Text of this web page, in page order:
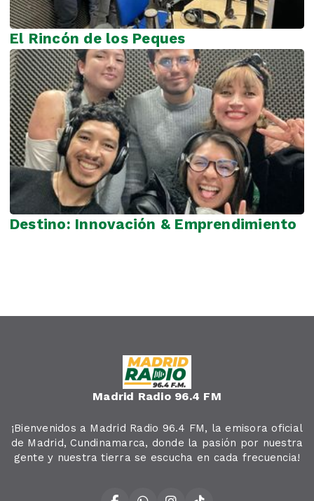
El Rincón de los Peques
Destino: Innovación & Emprendimiento
Madrid Radio 96.4 FM
¡Bienvenidos a Madrid Radio 96.4 FM, la emisora oficial
de Madrid, Cundinamarca, donde la pasión por nuestra
gente y nuestra tierra se escucha en cada frecuencia!